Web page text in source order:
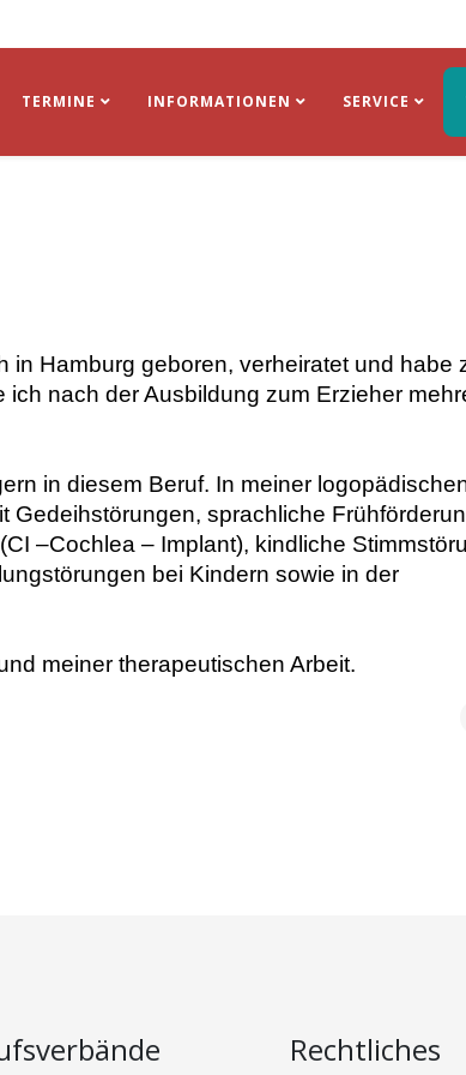
TERMINE INFORMATIONEN SERVICE
in Hamburg geboren, verheiratet und habe
nach der Ausbildung zum Erzieher
in diesem Beruf. In meiner
sprachliche
–Cochlea – Implant), kindliche
bei Kindern sowie in der
meiner therapeutischen Arbeit.
Rechtliches